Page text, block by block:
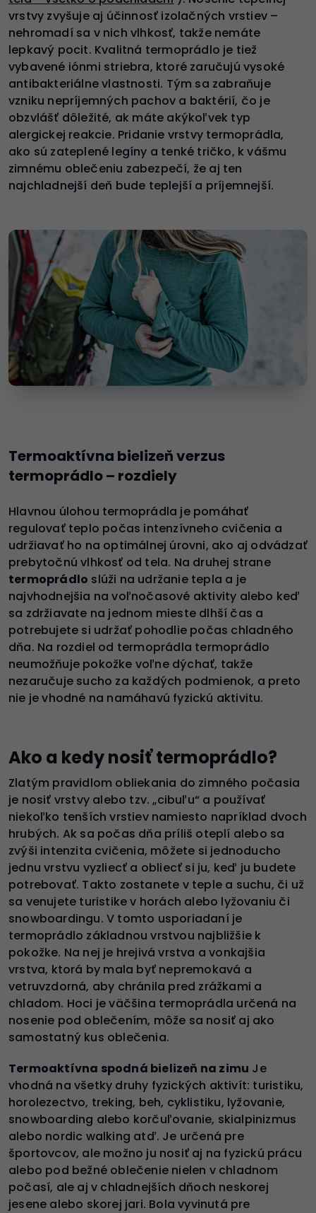
vrstvy zvyšuje aj účinnosť izolačných vrstiev –
nehromadí sa v nich vlhkosť, takže nemáte
lepkavý pocit. Kvalitná termoprádlo je tiež
vybavené iónmi striebra, ktoré zaručujú vysoké
antibakteriálne vlastnosti. Tým sa zabraňuje
vzniku nepríjemných pachov a baktérií, čo je
obzvlášť dôležité, ak máte akýkoľvek typ
alergickej reakcie. Pridanie vrstvy termoprádla,
ako sú zateplené legíny a tenké tričko, k vášmu
zimnému oblečeniu zabezpečí, že aj ten
najchladnejší deň bude teplejší a príjemnejší.
Termoaktívna bielizeň verzus
termoprádlo – rozdiely
Hlavnou úlohou termoprádla je pomáhať
regulovať teplo počas intenzívneho cvičenia a
udržiavať ho na optimálnej úrovni, ako aj odvádzať
prebytočnú vlhkosť od tela. Na druhej strane
termoprádlo slúži na udržanie tepla a je
najvhodnejšia na voľnočasové aktivity alebo keď
sa zdržiavate na jednom mieste dlhší čas a
potrebujete si udržať pohodlie počas chladného
dňa. Na rozdiel od termoprádla termoprádlo
neumožňuje pokožke voľne dýchať, takže
nezaručuje sucho za každých podmienok, a preto
nie je vhodné na namáhavú fyzickú aktivitu.
Ako a kedy nosiť termoprádlo?
Zlatým pravidlom obliekania do zimného počasia
je nosiť vrstvy alebo tzv. „cibuľu“ a používať
niekoľko tenších vrstiev namiesto napríklad dvoch
hrubých. Ak sa počas dňa príliš oteplí alebo sa
zvýši intenzita cvičenia, môžete si jednoducho
jednu vrstvu vyzliecť a obliecť si ju, keď ju budete
potrebovať. Takto zostanete v teple a suchu, či už
sa venujete turistike v horách alebo lyžovaniu či
snowboardingu. V tomto usporiadaní je
termoprádlo základnou vrstvou najbližšie k
pokožke. Na nej je hrejivá vrstva a vonkajšia
vrstva, ktorá by mala byť nepremokavá a
vetruvzdorná, aby chránila pred zrážkami a
chladom. Hoci je väčšina termoprádla určená na
nosenie pod oblečením, môže sa nosiť aj ako
samostatný kus oblečenia.
Termoaktívna spodná bielizeň na zimu Je
vhodná na všetky druhy fyzických aktivít: turistiku,
horolezectvo, treking, beh, cyklistiku, lyžovanie,
snowboarding alebo korčuľovanie, skialpinizmus
alebo nordic walking atď. Je určená pre
športovcov, ale možno ju nosiť aj na fyzickú prácu
alebo pod bežné oblečenie nielen v chladnom
počasí, ale aj v chladnejších dňoch neskorej
jesene alebo skorej jari. Bola vyvinutá pre